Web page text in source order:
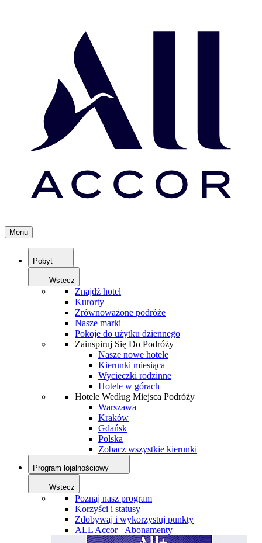
Menu
Pobyt
Wstecz
Znajdź hotel
Kurorty
Zrównoważone podróże
Nasze marki
Pokoje do użytku dziennego
Zainspiruj Się Do Podróży
Nasze nowe hotele
Kierunki miesiąca
Wycieczki rodzinne
Hotele w górach
Hotele Według Miejsca Podróży
Warszawa
Kraków
Gdańsk
Polska
Zobacz wszystkie kierunki
Program lojalnościowy
Wstecz
Poznaj nasz program
Korzyści i statusy
Zdobywaj i wykorzystuj punkty
ALL Accor+ Abonamenty